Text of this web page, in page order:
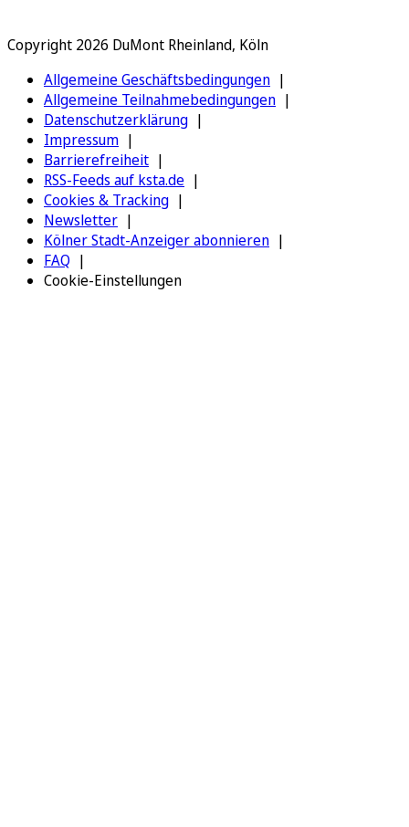
Copyright 2026 DuMont Rheinland, Köln
Allgemeine Geschäftsbedingungen
Allgemeine Teilnahmebedingungen
Datenschutzerklärung
Impressum
Barrierefreiheit
RSS-Feeds auf ksta.de
Cookies & Tracking
Newsletter
Kölner Stadt-Anzeiger abonnieren
FAQ
Cookie-Einstellungen